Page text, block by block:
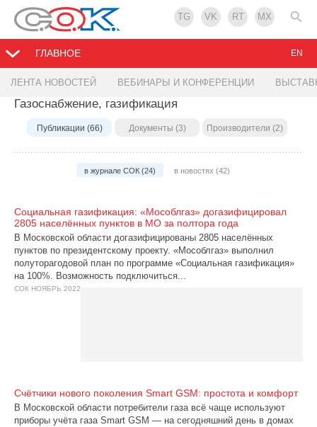
TG VK RT MX
ГЛАВНОЕ
ЛЕНТА НОВОСТЕЙ ВЕБИНАРЫ И КОНФЕРЕНЦИИ
EN
Газоснабжение, газификация
Публикации (66) Документы (3) Производители (2)
в журнале СОК (24) в новостях (42)
Социальная газификация: «Мособлгаз» догазифицировал
2805 населённых пунктов в МО за полтора года
В Московской области догазифицированы 2805 населённых
пунктов по президентскому проекту. «Мособлгаз» выполнил
полуторагодовой план по программе «Социальная газификация»
на 100%. Возможность подключиться...
СОК НОЯБРЬ 2022
Счётчики нового поколения Smart GSM: простота и комфорт
В Московской области потребители газа всё чаще используют
приборы учёта газа Smart GSM — на сегодняшний день в домах